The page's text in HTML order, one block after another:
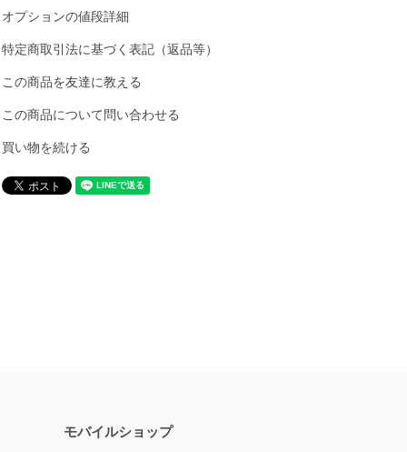
オプションの値段詳細
特定商取引法に基づく表記（返品等）
この商品を友達に教える
この商品について問い合わせる
買い物を続ける
モバイルショップ